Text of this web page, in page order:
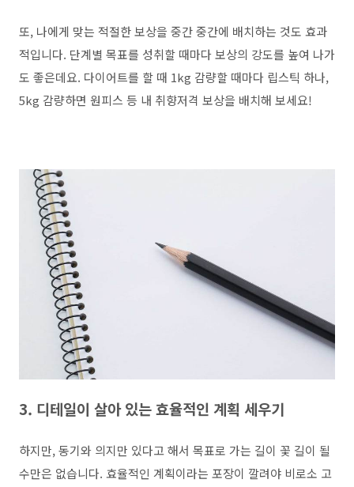
또, 나에게 맞는 적절한 보상을 중간 중간에 배치하는 것도 효과
적입니다. 단계별 목표를 성취할 때마다 보상의 강도를 높여 나가
도 좋은데요. 다이어트를 할 때 1kg 감량할 때마다 립스틱 하나,
5kg 감량하면 원피스 등 내 취향저격 보상을 배치해 보세요!
3. 디테일이 살아 있는 효율적인 계획 세우기
하지만, 동기와 의지만 있다고 해서 목표로 가는 길이 꽃 길이 될
수만은 없습니다. 효율적인 계획이라는 포장이 깔려야 비로소 고